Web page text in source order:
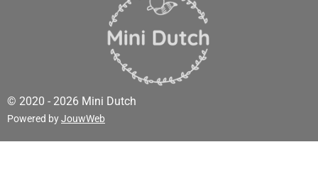
© 2020 - 2026 Mini Dutch
Powered byJouwWeb